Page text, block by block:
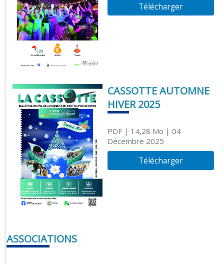
Télécharger
CASSOTTE AUTOMNE
HIVER 2025
PDF| 14,28 Mo | 04
Décembre 2025
Télécharger
ASSOCIATIONS